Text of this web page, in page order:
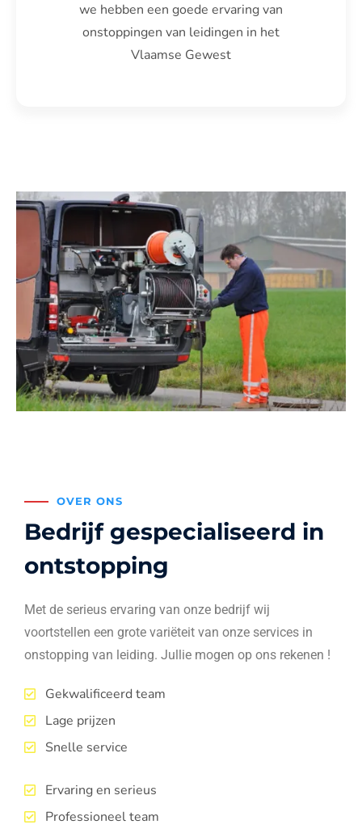
we hebben een goede ervaring van
onstoppingen van leidingen in het
Vlaamse Gewest
OVER ONS
Bedrijf gespecialiseerd in
ontstopping
Met de serieus ervaring van onze bedrijf wij
voortstellen een grote variëteit van onze services in
onstopping van leiding. Jullie mogen op ons rekenen !
Gekwalificeerd team
Lage prijzen
Snelle service
Ervaring en serieus
Professioneel team